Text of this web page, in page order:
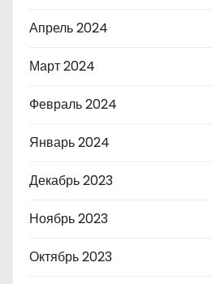
Апрель 2024
Март 2024
Февраль 2024
Январь 2024
Декабрь 2023
Ноябрь 2023
Октябрь 2023